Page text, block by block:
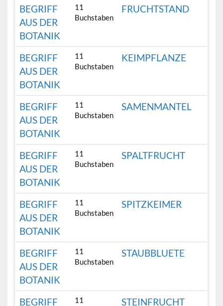
BEGRIFF
AUS DER
BOTANIK
11
Buchstaben
FRUCHTSTAND
BEGRIFF
AUS DER
BOTANIK
11
Buchstaben
KEIMPFLANZE
BEGRIFF
AUS DER
BOTANIK
11
Buchstaben
SAMENMANTEL
BEGRIFF
AUS DER
BOTANIK
11
Buchstaben
SPALTFRUCHT
BEGRIFF
AUS DER
BOTANIK
11
Buchstaben
SPITZKEIMER
BEGRIFF
AUS DER
BOTANIK
11
Buchstaben
STAUBBLUETE
BEGRIFF
11
STEINFRUCHT